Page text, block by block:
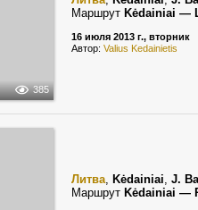
385
Маршрут Kėdainiai —
16 июля 2013 г., вторник
Автор: Valius Kedainietis
Литва, Kėdainiai, J.
Маршрут Kėdainiai —